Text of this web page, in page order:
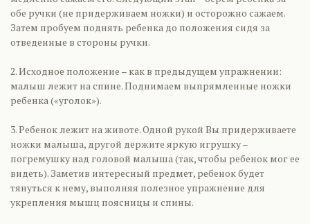
обе ручки (не придерживаем ножки) и осторожно сажаем.
Затем пробуем поднять ребенка до положения сидя за
отведенные в стороны ручки.
2. Исходное положение – как в предыдущем упражнении:
малыш лежит на спине. Поднимаем выпрямленные ножки
ребенка («уголок»).
3. Ребенок лежит на животе. Одной рукой Вы придерживаете
ножки малыша, другой держите яркую игрушку –
погремушку над головой малыша (так, чтобы ребенок мог ее
видеть). Заметив интересный предмет, ребенок будет
тянуться к нему, выполняя полезное упражнение для
укрепления мышц поясницы и спины.